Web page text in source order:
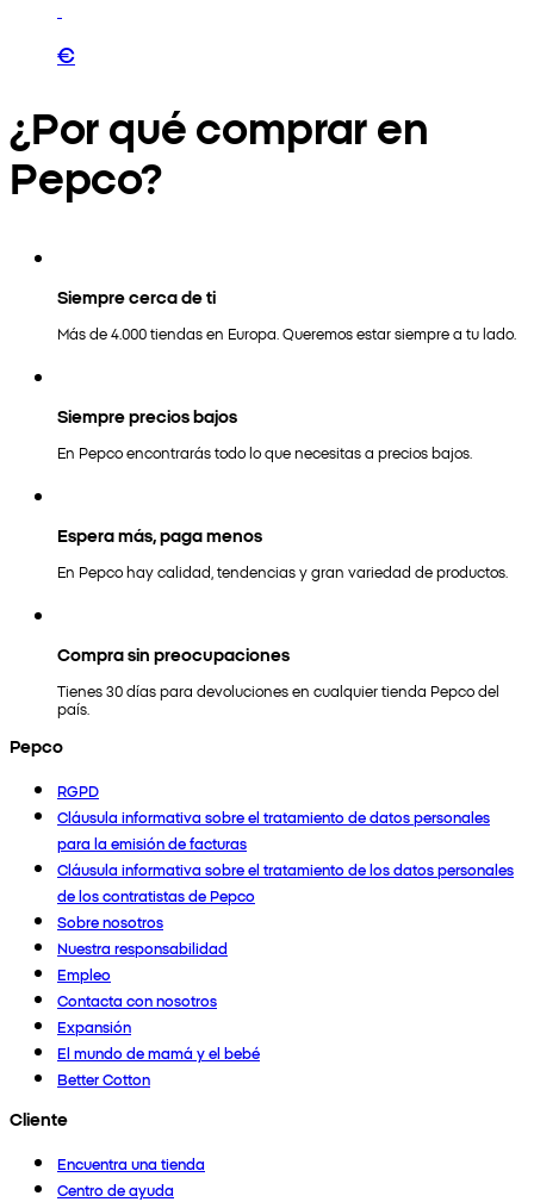
€
¿Por qué comprar en
Pepco?
Siempre cerca de ti
Más de 4.000 tiendas en Europa. Queremos estar siempre a tu lado.
Siempre precios bajos
En Pepco encontrarás todo lo que necesitas a precios bajos.
Espera más, paga menos
En Pepco hay calidad, tendencias y gran variedad de productos.
Compra sin preocupaciones
Tienes 30 días para devoluciones en cualquier tienda Pepco del
país.
Pepco
RGPD
Cláusula informativa sobre el tratamiento de datos personales
para la emisión de facturas
Cláusula informativa sobre el tratamiento de los datos personales
de los contratistas de Pepco
Sobre nosotros
Nuestra responsabilidad
Empleo
Contacta con nosotros
Expansión
El mundo de mamá y el bebé
Better Cotton
Cliente
Encuentra una tienda
Centro de ayuda